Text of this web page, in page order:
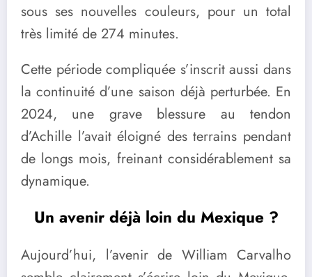
sous ses nouvelles couleurs, pour un total
très limité de 274 minutes.
Cette période compliquée s’inscrit aussi dans
la continuité d’une saison déjà perturbée. En
2024, une grave blessure au tendon
d’Achille l’avait éloigné des terrains pendant
de longs mois, freinant considérablement sa
dynamique.
Un avenir déjà loin du Mexique ?
Aujourd’hui, l’avenir de William Carvalho